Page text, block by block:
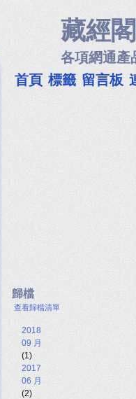
藏經閣
各項網通產
首頁 標籤 留言板
歸檔
查看歸檔清單
2018
09 月
(1)
2017
06 月
(2)